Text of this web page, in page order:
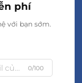
phí
với bạn sớm.
0/100